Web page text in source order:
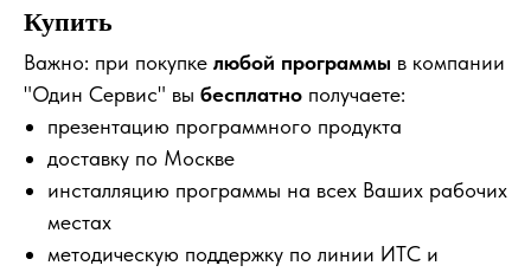
Купить
Важно: при покупке любой программы в компании
"Один Сервис" вы бесплатно получаете:
презентацию программного продукта
доставку по Москве
инсталляцию программы на всех Ваших рабочих
местах
методическую поддержку по линии ИТС и